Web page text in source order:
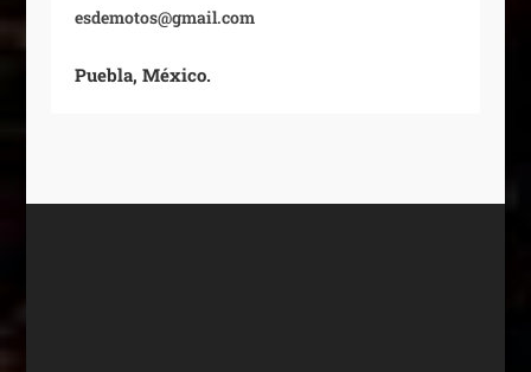
esdemotos@gmail.com
Puebla, México.